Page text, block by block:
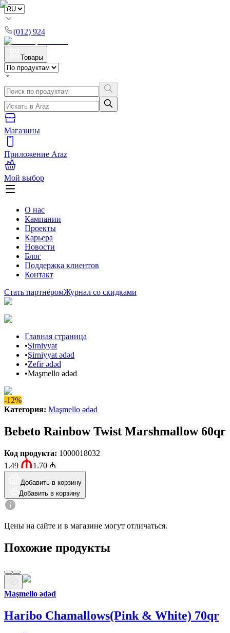
(012) 924
Товары
Магазины
Приложение Araz
Мой выбор
О нас
Кампании
Проекты
Карьера
Новости
Блог
Поддержка клиентов
Контакт
Стать партнёромЖурнал со скидками
Главная страница
•Şirniyyat
•Şirniyyat ədəd
•Zefir ədəd
•Maşmello ədəd
-12%
Категория: Maşmello ədəd
Bebeto Rainbow Twist Marshmallow 60qr
Код продукта: 1000018032
1.49
1.70₼
Добавить в корзину
Добавить в корзину
Цены на сайте и в магазине могут отличаться.
Похожие продукты
Maşmello ədəd
Haribo Chamallows(Pink & White) 70qr